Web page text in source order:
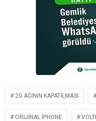
2G AĞININ KAPATILMASI
ORIJINAL IPHONE